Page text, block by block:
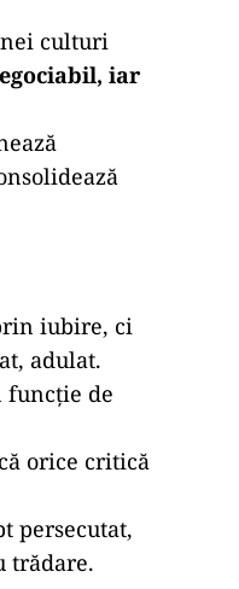
Într-o lume
nu plâng
de cineva
și prezent –
fațadă
, cu
culturi
iar